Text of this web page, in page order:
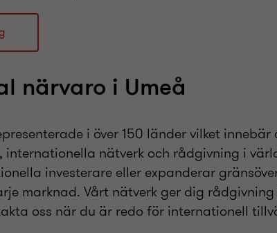
närvaro i Umeå
i över 150 länder vilket
nätverk och rådgivning i
investerare eller expanderar
marknad. Vårt nätverk ger dig
oss när du är redo för internationell